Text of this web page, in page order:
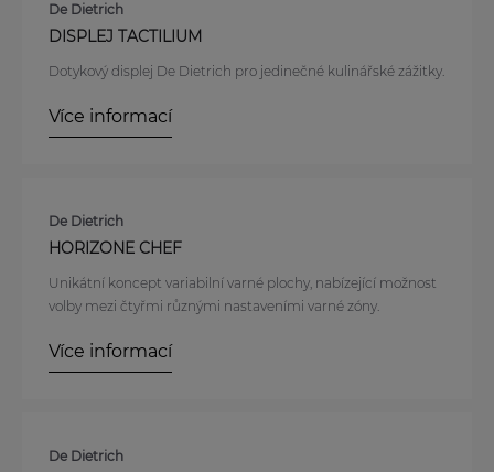
De Dietrich
DISPLEJ TACTILIUM
Dotykový displej De Dietrich pro jedinečné kulinářské zážitky.
Více informací
De Dietrich
HORIZONE CHEF
Unikátní koncept variabilní varné plochy, nabízející možnost
volby mezi čtyřmi různými nastaveními varné zóny.
Více informací
De Dietrich